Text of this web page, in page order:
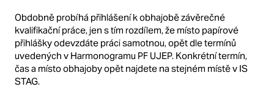
Obdobně probíhá přihlášení k obhajobě závěrečné
kvalifikační práce, jen s tím rozdílem, že místo papírové
přihlášky odevzdáte práci samotnou, opět dle termínů
uvedených v Harmonogramu PF UJEP. Konkrétní termín,
čas a místo obhajoby opět najdete na stejném místě v IS
STAG.